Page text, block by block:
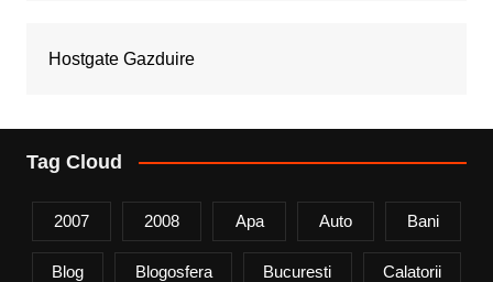
Hostgate Gazduire
Tag Cloud
2007 2008 Apa Auto Bani
Blog Blogosfera Bucuresti Calatorii